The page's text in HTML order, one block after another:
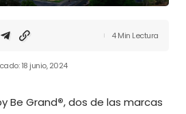
18 junio, 2024
4 Min Lectura
Be Grand®, dos de las marcas